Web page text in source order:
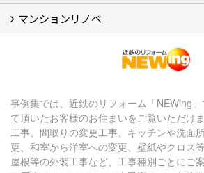
【アーカイブ】近鉄の健康コラム（全9
【アーカイブ】住まいのお役立ち情報（
マンションリノベ
事例集では、近鉄のリフォーム「NEWing
て頂いたお客様のお住まいをご覧いただけ
工事、間取りの変更工事、キッチンや洗面
更、和室から洋室への変更、壁紙やクロス
屋根等の外装工事など、工事種別ごとにご